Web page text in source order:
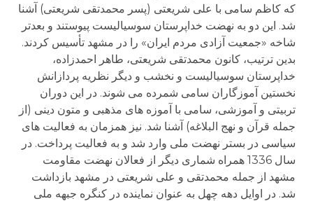
که کاظم سامی با علی شریعتی (پسر محمدتقی شریعتی) آشنا
شد. این دو به نهضت خداپرستان سوسیالیست پیوستند و بعدتر
شاخه «جمعیت آزادی مردم ایران» را در مشهد تأسیس کردند.
بدین ترتیب، کانون محمدتقی شریعتی، طاهر احمدزاده،
خداپرستان سوسیالیست و نخشب و دیگر نظریه پردازانش
نخستین آموزگاران سامی شمرده می شوند. در این دوران
تربیتی و آموزشی، سامی با آموزه های مذهبی و متون دینی (از
جمله قرآن و نهج البلاغه) آشنا شد. نیز همزمان به فعالیت های
سیاسی در بستر نهضت ملی وارد شد و به فعالیت پرداخت. در
سال 1336 همراه شماری دیگر از فعالان نهضت مقاومت
مشهد از جمله محمدتقی و علی شریعتی در مشهد بازداشت
شد. در اوایل دهه چهل به عنوان نماینده در کنگره جبهه ملی